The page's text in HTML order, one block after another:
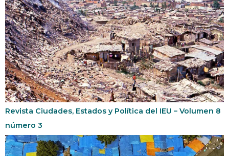
Revista Ciudades, Estados y Política del IEU – Volumen 8
número 3